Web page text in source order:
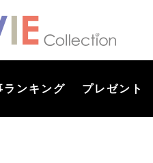
ランキング プレゼント